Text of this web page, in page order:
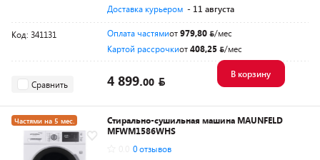
Доставка курьером - 11 августа
Код: 341131 Оплата частямиот979,80
/мес
Картой рассрочкиот408,25 /мес
Сравнить 4 899.00
В корзину
Частями на 5 мес.
Стирально-сушильная машина MAUNFELD
MFWM1586WHS
0 отзывов